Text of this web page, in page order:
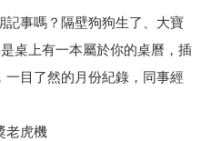
事嗎？隔壁狗狗生了、大寶
桌上有一本屬於你的桌曆，插
一目了然的月份紀錄，同事經
老虎機